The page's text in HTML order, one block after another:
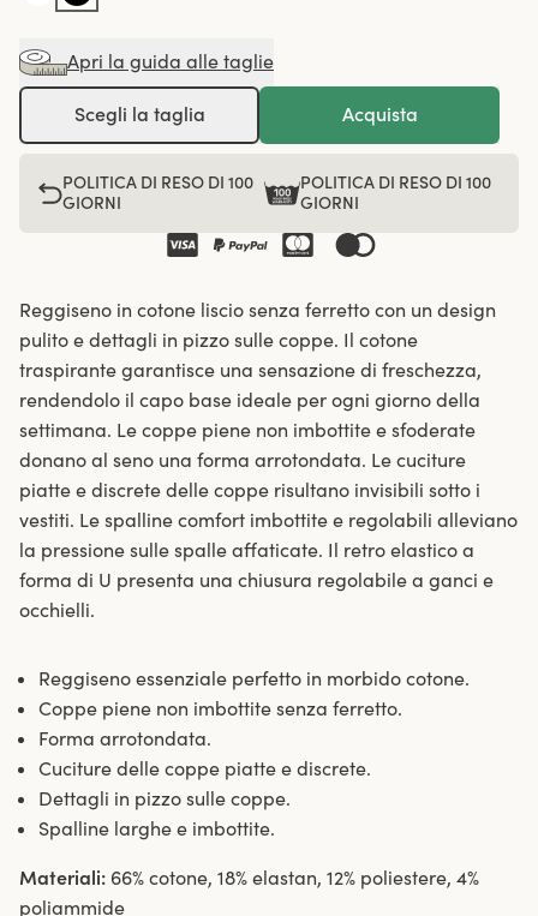
Apri la guida alle taglie
Scegli la taglia Acquista
POLITICA DI RESO DI 100
GIORNI
POLITICA DI RESO DI 100
GIORNI
Reggiseno in cotone liscio senza ferretto con un design
pulito e dettagli in pizzo sulle coppe. Il cotone
traspirante garantisce una sensazione di freschezza,
rendendolo il capo base ideale per ogni giorno della
settimana. Le coppe piene non imbottite e sfoderate
donano al seno una forma arrotondata. Le cuciture
piatte e discrete delle coppe risultano invisibili sotto i
vestiti. Le spalline comfort imbottite e regolabili alleviano
la pressione sulle spalle affaticate. Il retro elastico a
forma di U presenta una chiusura regolabile a ganci e
occhielli.
Reggiseno essenziale perfetto in morbido cotone.
Coppe piene non imbottite senza ferretto.
Forma arrotondata.
Cuciture delle coppe piatte e discrete.
Dettagli in pizzo sulle coppe.
Spalline larghe e imbottite.
Materiali: 66% cotone, 18% elastan, 12% poliestere, 4%
poliammide